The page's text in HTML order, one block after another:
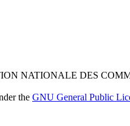
NATIONALE DES
the GNU General Public